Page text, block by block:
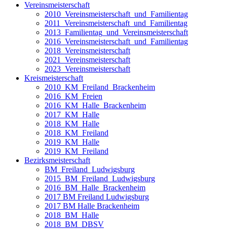
Vereinsmeisterschaft
2010_Vereinsmeisterschaft_und_Familientag
2011_Vereinsmeisterschaft_und_Familientag
2013_Familientag_und_Vereinsmeisterschaft
2016_Vereinsmeisterschaft_und_Familientag
2018_Vereinsmeisterschaft
2021_Vereinsmeisterschaft
2023_Vereinsmeisterschaft
Kreismeisterschaft
2010_KM_Freiland_Brackenheim
2016_KM_Freien
2016_KM_Halle_Brackenheim
2017_KM_Halle
2018_KM_Halle
2018_KM_Freiland
2019_KM_Halle
2019_KM_Freiland
Bezirksmeisterschaft
BM_Freiland_Ludwigsburg
2015_BM_Freiland_Ludwigsburg
2016_BM_Halle_Brackenheim
2017 BM Freiland Ludwigsburg
2017 BM Halle Brackenheim
2018_BM_Halle
2018_BM_DBSV